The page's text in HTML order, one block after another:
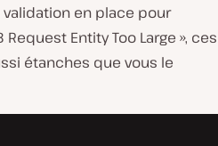
validation en place pour
Entity Too Large », ces
étanches que vous le